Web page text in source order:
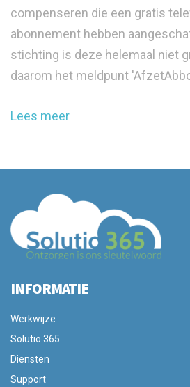
compenseren die een gratis
abonnement hebben
stichting is deze helemaal niet
daarom het meldpunt
Lees meer
INFORMATIE
Werkwijze
Solutio 365
Diensten
Support